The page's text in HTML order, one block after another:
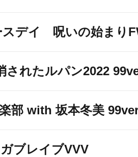
スデイ 呪いの始まり
されたルパン2022
部 with 坂本冬美
ブレイブVVV